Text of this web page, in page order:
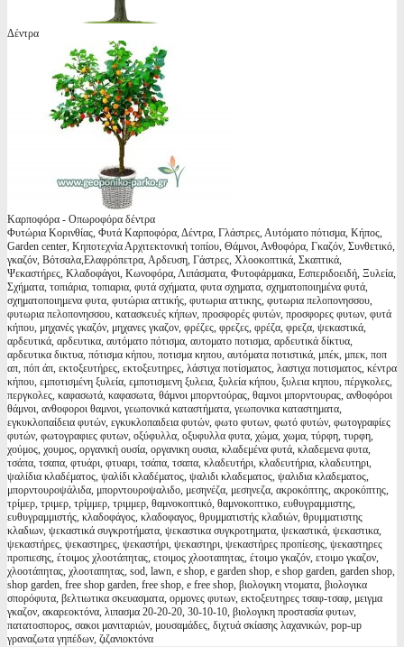
Δέντρα
Καρποφόρα - Οπωροφόρα δέντρα
Φυτώρια Κορινθίας, Φυτά Καρποφόρα, Δέντρα, Γλάστρες, Αυτόματο πότισμα, Κήπος,
Garden center, Κηποτεχνία Αρχιτεκτονική τοπίου, Θάμνοι, Ανθοφόρα, Γκαζόν, Συνθετικό,
γκαζόν, Βότσαλα,Ελαφρόπετρα, Αρδευση, Γάστρες, Χλοοκοπτικά, Σκαπτικά,
Ψεκαστήρες, Κλαδοφάγοι, Κωνοφόρα, Λιπάσματα, Φυτοφάρμακα, Εσπεριδοειδή, Ξυλεία,
Σχήματα, τοπιάρια, τοπιαρια, φυτά σχήματα, φυτα σχηματα, σχηματοποιημένα φυτά,
σχηματοποιημενα φυτα, φυτώρια αττικής, φυτωρια αττικης, φυτωρια πελοπονησσου,
φυτωρια πελοπονησσου, κατασκευές κήπων, προσφορές φυτών, προσφορες φυτων, φυτά
κήπου, μηχανές γκαζόν, μηχανες γκαζον, φρέζες, φρεζες, φρέζα, φρεζα, ψεκαστικά,
αρδευτικά, αρδευτικα, αυτόματο πότισμα, αυτοματο ποτισμα, αρδευτικά δίκτυα,
αρδευτικα δικτυα, πότισμα κήπου, ποτισμα κηπου, αυτόματα ποτιστικά, μπέκ, μπεκ, ποπ
απ, πόπ άπ, εκτοξευτήρες, εκτοξευτηρες, λάστιχα ποτίσματος, λαστιχα ποτισματος, κέντρα
κήπου, εμποτισμένη ξυλεία, εμποτισμενη ξυλεια, ξυλεία κήπου, ξυλεια κηπου, πέργκολες,
περγκολες, καφασωτά, καφασωτα, θάμνοι μπορντούρας, θαμνοι μπορντουρας, ανθοφόροι
θάμνοι, ανθοφοροι θαμνοι, γεωπονικά καταστήματα, γεωπονικα καταστηματα,
εγκυκλοπαίδεια φυτών, εγκυκλοπαιδεια φυτών, φωτο φυτων, φωτό φυτών, φωτογραφίες
φυτών, φωτογραφιες φυτων, οξύφυλλα, οξυφυλλα φυτα, χώμα, χωμα, τύρφη, τυρφη,
χούμος, χουμος, οργανική ουσία, οργανικη ουσια, κλαδεμένα φυτά, κλαδεμενα φυτα,
τσάπα, τσαπα, φτυάρι, φτυαρι, τσάπα, τσαπα, κλαδευτήρι, κλαδευτήρια, κλαδευτηρι,
ψαλίδια κλαδέματος, ψαλίδι κλαδέματος, ψαλιδι κλαδεματος, ψαλιδια κλαδεματος,
μπορντουροψάλιδα, μπορντουροψαλιδο, μεσηνέζα, μεσηνεζα, ακροκόπτης, ακροκόπτης,
τρίμερ, τριμερ, τρίμμερ, τριμμερ, θαμνοκοπτικό, θαμνοκοπτικο, ευθυγραμμιστης,
ευθυγραμμιστής, κλαδοφάγος, κλαδοφαγος, θρυμματιστής κλαδιών, θρυμματιστης
κλαδιων, ψεκαστικά συγκροτήματα, ψεκαστικα συγκροτηματα, ψεκαστικά, ψεκαστικα,
ψεκαστήρες, ψεκαστηρες, ψεκαστήρι, ψεκαστηρι, ψεκαστήρες προπίεσης, ψεκαστηρες
προπιεσης, έτοιμος χλοοτάπητας, ετοιμος χλοοταπητας, έτοιμο γκαζόν, ετοιμο γκαζον,
χλοοτάπητας, χλοοταπητας, sod, lawn, e shop, e garden shop, e shop garden, garden shop,
shop garden, free shop garden, free shop, e free shop, βιολογικη ντοματα, βιολογικα
σπορόφυτα, βελτιωτικα σκευασματα, ορμονες φυτων, εκτοξευτηρες τσαφ-τσαφ, μειγμα
γκαζον, ακαρεοκτόνα, λιπασμα 20-20-20, 30-10-10, βιολογικη προστασία φυτων,
πατατοσπορος, σακοι μανιταριών, μουσαμάδες, διχτυά σκίασης λαχανικών, pop-up
γραναζωτα γηπέδων, ζιζανιοκτόνα